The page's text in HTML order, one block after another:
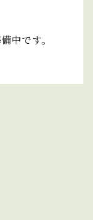
中です。